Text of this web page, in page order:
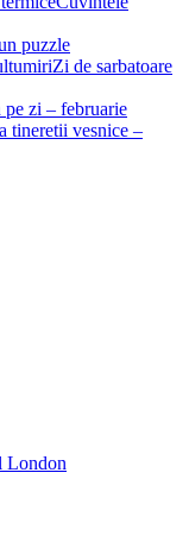
puzzle
Zi de sarbatoare
pe zi – februarie
tineretii vesnice –
London